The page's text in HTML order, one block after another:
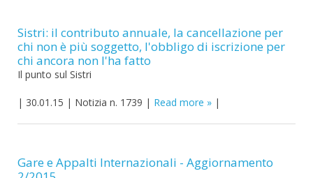
Sistri: il contributo annuale, la cancellazione per
chi non è più soggetto, l'obbligo di iscrizione per
chi ancora non l'ha fatto
Il punto sul Sistri
| 30.01.15 | Notizia n. 1739 | Read more |
Gare e Appalti Internazionali - Aggiornamento